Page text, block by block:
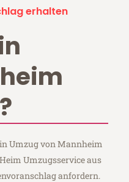
erhalten
Umzug von Mannheim
Umzugsservice aus
anfordern.